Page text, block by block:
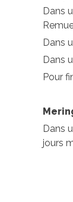
Dans
Dans
Dans
Pour
Dans
jours